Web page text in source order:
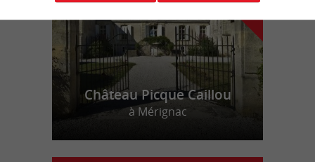
Château Picque Caillou
à Mérignac